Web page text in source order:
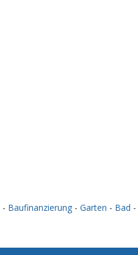
- Baufinanzierung - Garten - Bad -